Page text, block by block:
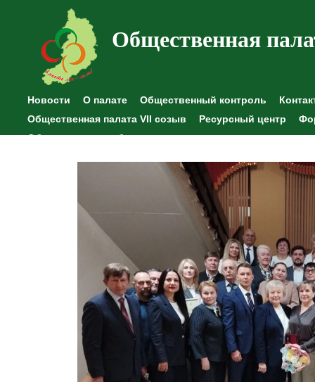
Общественная
Новости О палате Общественный контроль
Общественная палата VII созыв
Ресурсный центр
Общественные наблюдения